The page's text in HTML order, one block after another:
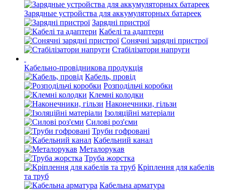
Зарядные устройства для аккумуляторных батареек
Зарядні пристрої
Кабелі та адаптери
Сонячні зарядні пристрої
Стабілізатори напруги
Кабельно-провідникова продукція
Кабель, провід
Розподільчі коробки
Клемні колодки
Наконечники, гільзи
Ізоляційні матеріали
Силові роз'єми
Труби гофровані
Кабельний канал
Металорукав
Труба жорстка
Кріплення для кабелів
та труб
Кабельна арматура